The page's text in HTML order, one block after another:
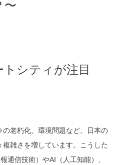
〜
シティが注目
老朽化、環境問題など、日本の
雑さを増しています。こうした
通信技術）やAI（人工知能）、